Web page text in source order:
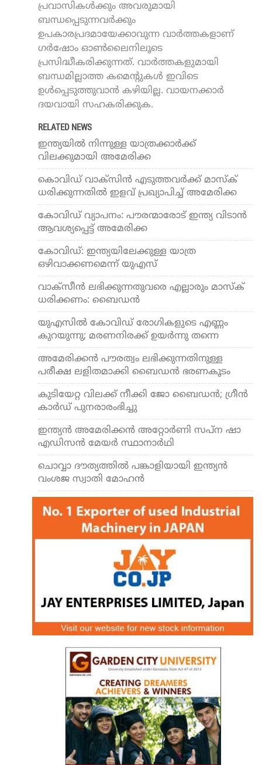
പ്രവാസികൾക്കും അവരുമായി
ബന്ധപ്പെടുന്നവർക്കും
ഉപകാരപ്രദമായേക്കാവുന്ന വാർത്തകളാണ്
ഗർഷോം ഓൺലൈനിലൂടെ
പ്രസിദ്ധീകരിക്കുന്നത്. വാർത്തകളുമായി
ബന്ധമില്ലാത്ത കമെന്റുകൾ ഇവിടെ
ഉൾപ്പെടുത്തുവാൻ കഴിയില്ല. വായനക്കാർ
ദയവായി സഹകരിക്കുക.
RELATED NEWS
ഇന്ത്യയില്‍ നിന്നുള്ള യാത്രക്കാര്‍ക്ക്
വിലക്കുമായി അമേരിക്ക
കൊവിഡ് വാക്സിന്‍ എടുത്തവര്‍ക്ക് മാസ്‌ക്
ധരിക്കുന്നതില്‍ ഇളവ് പ്രഖ്യാപിച്ച് അമേരിക്ക
കോവിഡ് വ്യാപനം: പൗരന്മാരോട് ഇന്ത്യ വിടാന്‍
ആവശ്യപ്പെട്ട് അമേരിക്ക
കോവിഡ്: ഇന്ത്യയിലേക്കുള്ള യാത്ര
ഒഴിവാക്കണമെന്ന് യുഎസ്
വാക്‌സീന്‍ ലഭിക്കുന്നതുവരെ എല്ലാരും മാസ്‌ക്
ധരിക്കണം: ബൈഡന്‍
യുഎസില്‍ കോവിഡ് രോഗികളുടെ എണ്ണം
കുറയുന്നു; മരണനിരക്ക് ഉയര്‍ന്നു തന്നെ
അമേരിക്കന്‍ പൗരത്വം ലഭിക്കുന്നതിനുള്ള
പരീക്ഷ ലളിതമാക്കി ബൈഡന്‍ ഭരണകൂടം
കുടിയേറ്റ വിലക്ക് നീക്കി ജോ ബൈഡന്‍; ഗ്രീന്‍
കാര്‍ഡ് പുനരാരംഭിച്ചു
ഇന്ത്യന്‍ അമേരിക്കന്‍ അറ്റോര്‍ണി സപ്ന ഷാ
എഡിസന്‍ മേയര്‍ സ്ഥാനാര്‍ഥി
ചൊവ്വാ ദൗത്യത്തില്‍ പങ്കാളിയായി ഇന്ത്യന്‍
വംശജ സ്വാതി മോഹന്‍